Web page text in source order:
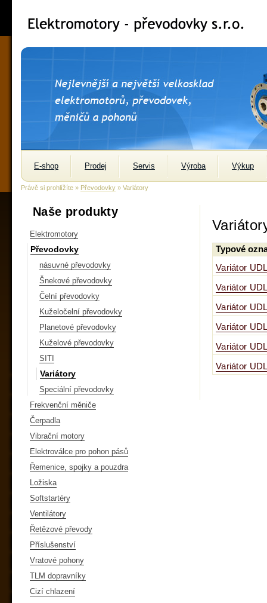
E-shop Prodej Servis Výroba Výkup
Právě si prohlížíte » Převodovky » Variátory
Naše produkty
Elektromotory
Převodovky
násuvné převodovky
Šnekové převodovky
Čelní převodovky
Kuželočelní převodovky
Planetové převodovky
Kuželové převodovky
SITI
Variátory
Speciální převodovky
Frekvenční měniče
Čerpadla
Vibrační motory
Elektroválce pro pohon pásů
Řemenice, spojky a pouzdra
Ložiska
Softstartéry
Ventilátory
Řetězové převody
Příslušenství
Vratové pohony
TLM dopravníky
Cizí chlazení
Typové
Variátor
Variátor
Variátor
Variátor
Variátor
Variátor